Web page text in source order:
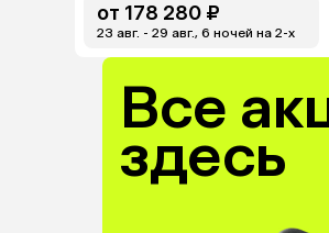
от 178 280 ₽
23 авг. - 29 авг., 6 ночей на 2-x
Все
здесь